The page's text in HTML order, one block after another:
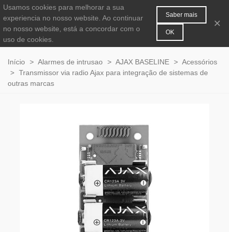
0
Início > Alarmes de intrusao > AJAX BASELINE > Acessórios
> Transmissor via radio Ajax para integração de sistemas de
outras marcas
Usamos cookies para melhorar a sua
experiencia no nosso website. Ao continuar
no nosso website, está a concordar com o
uso de cookies.
Saber mais
OK
×